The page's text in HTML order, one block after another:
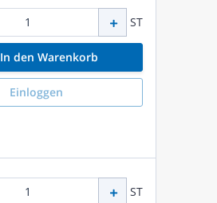
ST
In den Warenkorb
Einloggen
ST